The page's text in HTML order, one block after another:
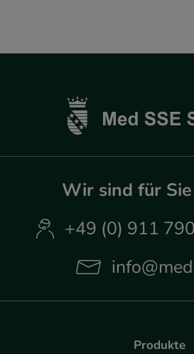
Wir sind für
+49 (0) 911
Produkte